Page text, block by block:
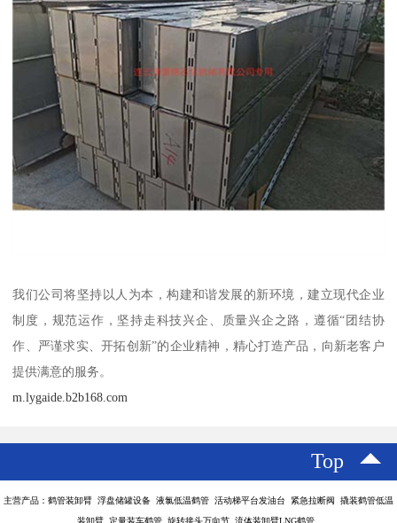
我们公司将坚持以人为本，构建和谐发展的新环境，建立现代企业
制度，规范运作，坚持走科技兴企、质量兴企之路，遵循“团结协
作、严谨求实、开拓创新”的企业精神，精心打造产品，向新老客户
提供满意的服务。
m.lygaide.b2b168.com
Top
主营产品：鹤管装卸臂 浮盘储罐设备 液氯低温鹤管 活动梯平台发油台 紧急拉断阀 撬装鹤管低温
装卸臂 定量装车鹤管 旋转接头万向节 流体装卸臂LNG鹤管